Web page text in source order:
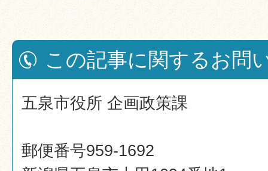
この記事に関するお問
五泉市役所 企画政策課
郵便番号959-1692